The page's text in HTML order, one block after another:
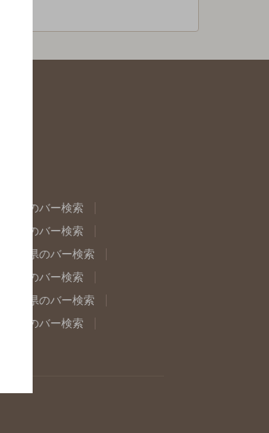
福島県のバー検索
東京都のバー検索
岐阜県のバー検索
奈良県のバー検索
島根県のバー検索
佐賀県のバー検索